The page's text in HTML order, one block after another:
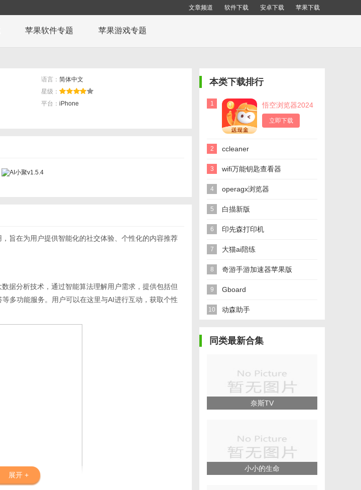
文章频道 软件下载 安卓下载 苹果下载
苹果软件专题 苹果游戏专题
语言： 简体中文
星级：
平台： iPhone
，旨在为用户提供智能化的社交体验、个性化的内容推荐
据分析技术，通过智能算法理解用户需求，提供包括但
多功能服务。用户可以在这里与AI进行互动，获取个性
展开 +
本类下载排行
1 悟空浏览器2024
立即下载
2 ccleaner
3 wifi万能钥匙查看器
4 operagx浏览器
5 白描新版
6 印先森打印机
7 大猫ai陪练
8 奇游手游加速器苹果版
9 Gboard
10 动森助手
同类最新合集
奈斯TV
小小的生命